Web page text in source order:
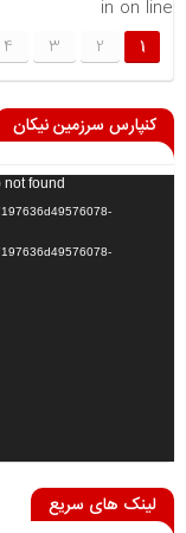
in on line
1
2
3
4
کنپارس سرزمین نیکان
found
لینک های سریع